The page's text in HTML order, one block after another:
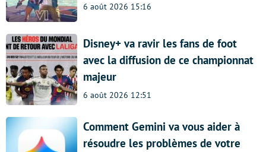
6 août 2026 15:16
Disney+ va ravir les fans de foot
avec la diffusion de ce championnat
majeur
6 août 2026 12:51
Comment Gemini va vous aider à
résoudre les problèmes de votre